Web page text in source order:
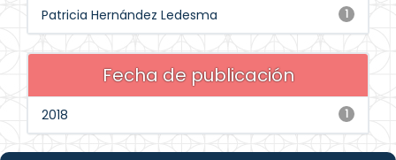
1
Patricia Hernández Ledesma
Fecha de publicación
1
2018